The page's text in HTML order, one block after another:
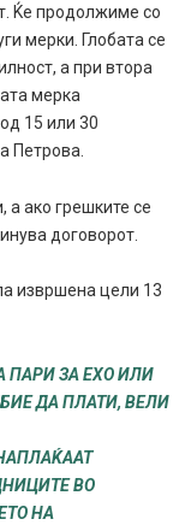
Ќе продолжиме со
мерки. Глобата се
а при втора
мерка
15 или 30
Петрова.
а ако грешките се
договорот.
извршена цели 13
ПАРИ ЗА ЕХО ИЛИ
ДА ПЛАТИ, ВЕЛИ
ВО
НА